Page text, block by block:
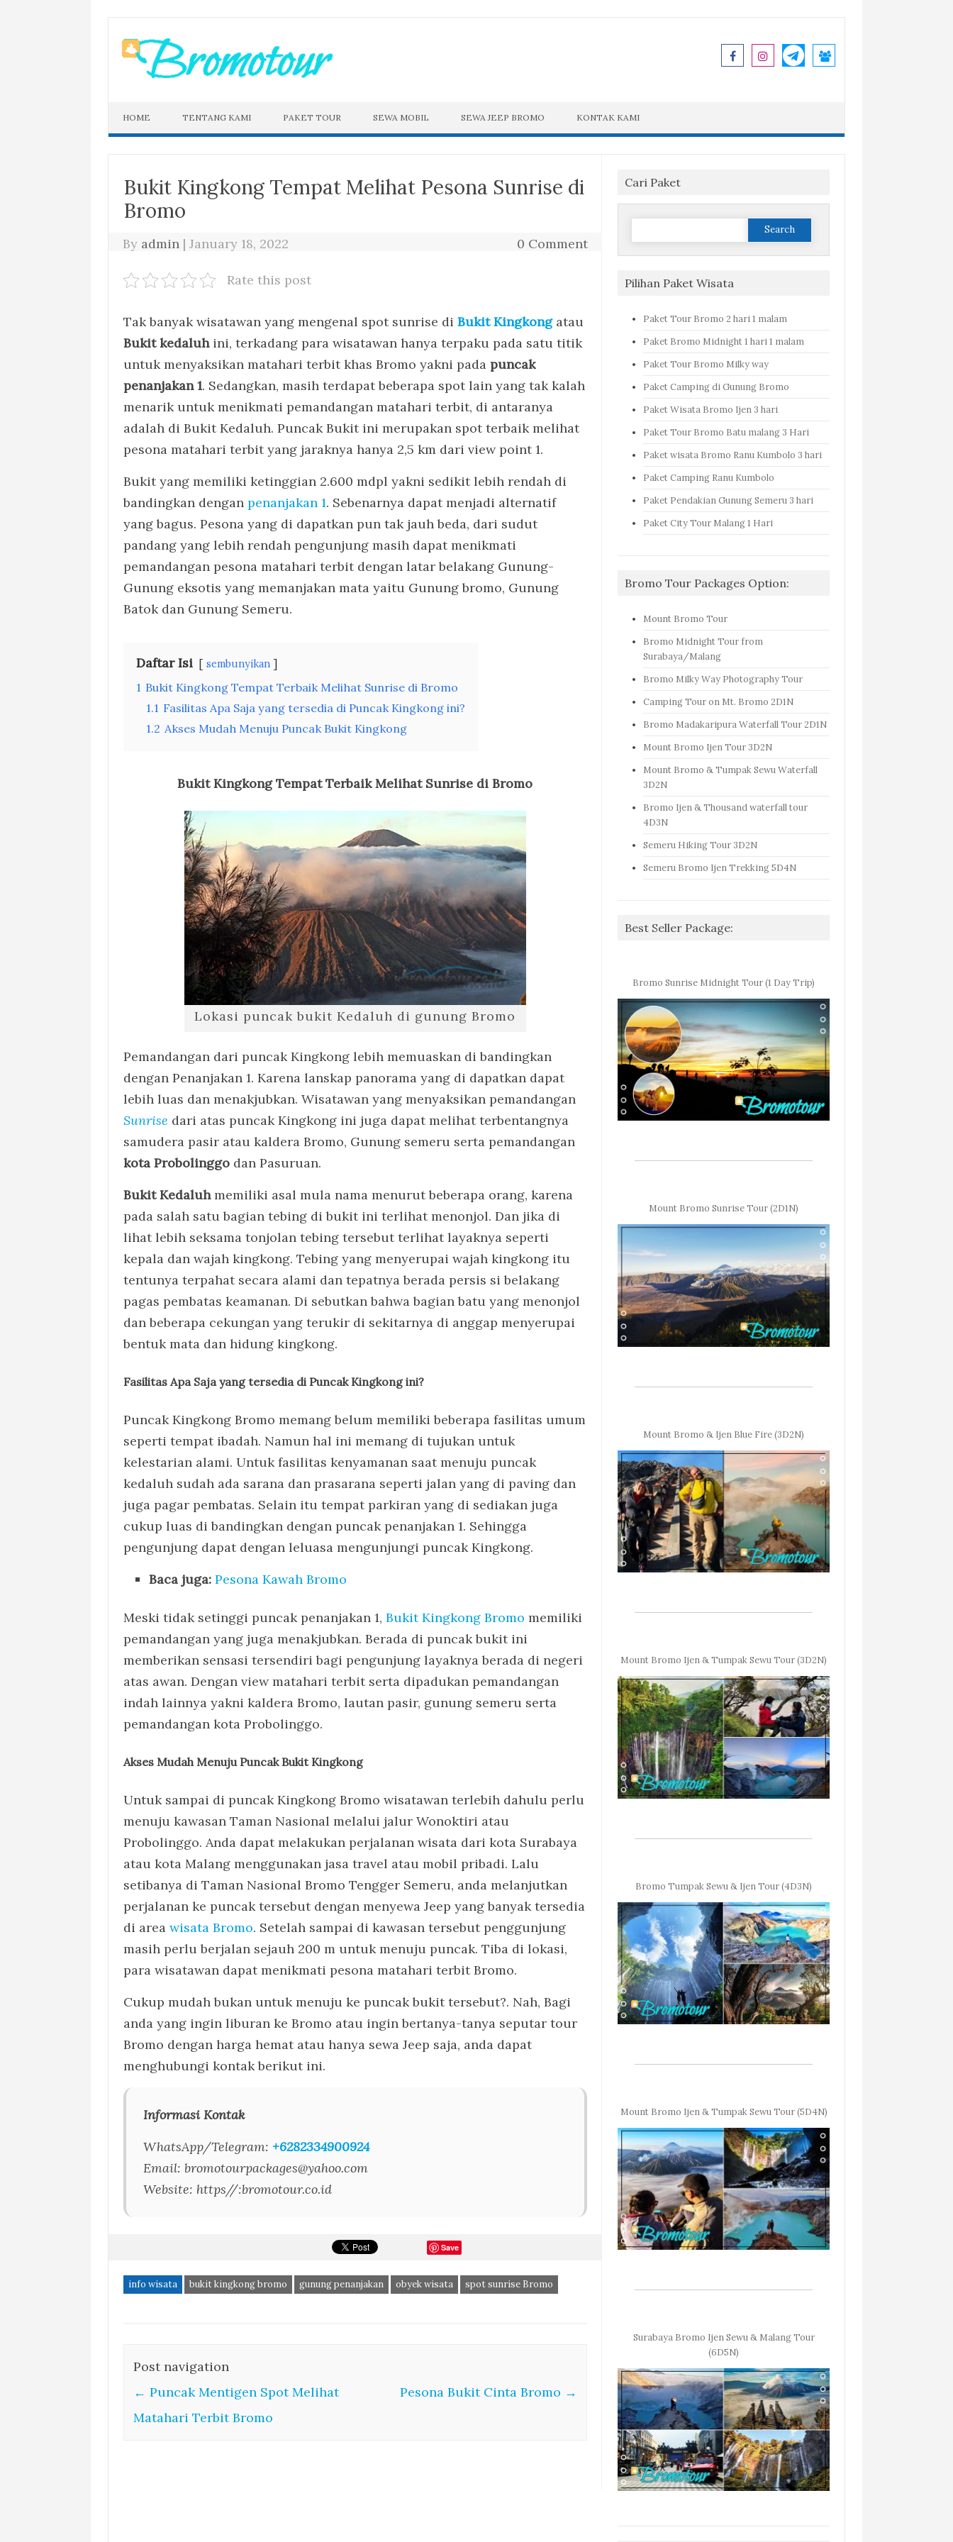
content
HOME TENTANG KAMI PAKET TOUR SEWA MOBIL SEWA JEEP BROMO KONTAK KAMI
Bukit Kingkong Tempat Melihat Pesona Sunrise di
Bromo
By admin | January 18, 2022 0 Comment
Rate this post
Tak banyak wisatawan yang mengenal spot sunrise di Bukit Kingkongatau
Bukit kedaluhini, terkadang para wisatawan hanya terpaku pada satu titik
untuk menyaksikan matahari terbit khas Bromo yakni pada puncak
penanjakan 1. Sedangkan, masih terdapat beberapa spot lain yang tak kalah
menarik untuk menikmati pemandangan matahari terbit, di antaranya
adalah di Bukit Kedaluh. Puncak Bukit ini merupakan spot terbaik melihat
pesona matahari terbit yang jaraknya hanya 2,5 km dari view point 1.
Bukit yang memiliki ketinggian 2.600 mdpl yakni sedikit lebih rendah di
bandingkan dengan penanjakan 1. Sebenarnya dapat menjadi alternatif
yang bagus. Pesona yang di dapatkan pun tak jauh beda, dari sudut
pandang yang lebih rendah pengunjung masih dapat menikmati
pemandangan pesona matahari terbit dengan latar belakang Gunung-
Gunung eksotis yang memanjakan mata yaitu Gunung bromo, Gunung
Batok dan Gunung Semeru.
Daftar Isi sembunyikan
1 Bukit Kingkong Tempat Terbaik Melihat Sunrise di Bromo
1.1 Fasilitas Apa Saja yang tersedia di Puncak Kingkong ini?
1.2 Akses Mudah Menuju Puncak Bukit Kingkong
Bukit Kingkong Tempat TerbaikMelihatSunrise di Bromo
Lokasi puncak bukit Kedaluh di gunung Bromo
Pemandangan dari puncak Kingkong lebih memuaskan di bandingkan
dengan Penanjakan 1. Karena lanskap panorama yang di dapatkan dapat
lebih luas dan menakjubkan. Wisatawan yang menyaksikan pemandangan
Sunrise dari atas puncak Kingkong ini juga dapat melihat terbentangnya
samudera pasir atau kaldera Bromo, Gunung semeru serta pemandangan
kota Probolinggodan Pasuruan.
Bukit Kedaluhmemiliki asal mula nama menurut beberapa orang, karena
pada salah satu bagian tebing di bukit ini terlihat menonjol. Dan jika di
lihat lebih seksama tonjolan tebing tersebut terlihat layaknya seperti
kepala dan wajah kingkong. Tebing yang menyerupai wajah kingkong itu
tentunya terpahat secara alami dan tepatnya berada persis si belakang
pagas pembatas keamanan. Di sebutkan bahwa bagian batu yang menonjol
dan beberapa cekungan yang terukir di sekitarnya di anggap menyerupai
bentuk mata dan hidung kingkong.
Fasilitas Apa Saja yang tersedia di PuncakKingkong ini?
Puncak Kingkong Bromo memang belum memiliki beberapa fasilitas umum
seperti tempat ibadah. Namun hal ini memang di tujukan untuk
kelestarian alami. Untuk fasilitas kenyamanan saat menuju puncak
kedaluh sudah ada sarana dan prasarana seperti jalan yang di paving dan
juga pagar pembatas. Selain itu tempat parkiran yang di sediakan juga
cukup luas di bandingkan dengan puncak penanjakan 1. Sehingga
pengunjung dapat dengan leluasa mengunjungi puncak Kingkong.
Baca juga: Pesona Kawah Bromo
Meski tidak setinggi puncak penanjakan 1, Bukit Kingkong Bromo memiliki
pemandangan yang juga menakjubkan. Berada di puncak bukit ini
memberikan sensasi tersendiri bagi pengunjung layaknya berada di negeri
atas awan. Dengan view matahari terbit serta dipadukan pemandangan
indah lainnya yakni kaldera Bromo, lautan pasir, gunung semeru serta
pemandangan kota Probolinggo.
Akses Mudah Menuju PuncakBukit Kingkong
Untuk sampai di puncak Kingkong Bromo wisatawan terlebih dahulu perlu
menuju kawasan Taman Nasional melalui jalur Wonoktiri atau
Probolinggo. Anda dapat melakukan perjalanan wisata dari kota Surabaya
atau kota Malang menggunakan jasa travel atau mobil pribadi. Lalu
setibanya di Taman Nasional Bromo Tengger Semeru, anda melanjutkan
perjalanan ke puncak tersebut dengan menyewa Jeep yang banyak tersedia
di area wisata Bromo. Setelah sampai di kawasan tersebut penggunjung
masih perlu berjalan sejauh 200 m untuk menuju puncak. Tiba di lokasi,
para wisatawan dapat menikmati pesona matahari terbit Bromo.
Cukup mudah bukan untuk menuju ke puncak bukit tersebut?. Nah, Bagi
anda yang ingin liburan ke Bromo atau ingin bertanya-tanya seputar tour
Bromo dengan harga hemat atau hanya sewa Jeep saja, anda dapat
menghubungi kontak berikut ini.
Informasi Kontak
WhatsApp/Telegram: +6282334900924
Email: bromotourpackages@yahoo.com
Website: https//:bromotour.co.id
Save
info wisata bukit kingkong bromo gunung penanjakan obyek wisata spot sunrise Bromo
Post navigation
← Puncak Mentigen Spot Melihat
Matahari Terbit Bromo
Pesona Bukit Cinta Bromo →
Cari Paket
Search
Pilihan Paket Wisata
Paket Tour Bromo 2 hari 1 malam
Paket Bromo Midnight 1 hari 1 malam
Paket Tour Bromo Milky way
Paket Camping di Gunung Bromo
Paket Wisata Bromo Ijen 3 hari
Paket Tour Bromo Batu malang 3 Hari
Paket wisata Bromo Ranu Kumbolo 3 hari
Paket Camping Ranu Kumbolo
Paket Pendakian Gunung Semeru 3 hari
Paket City Tour Malang 1 Hari
Bromo Tour Packages Option:
Mount Bromo Tour
Bromo Midnight Tour from
Surabaya/Malang
Bromo Milky Way Photography Tour
Camping Tour on Mt. Bromo 2D1N
Bromo Madakaripura Waterfall Tour 2D1N
Mount Bromo Ijen Tour 3D2N
Mount Bromo & Tumpak Sewu Waterfall
3D2N
Bromo Ijen & Thousand waterfall tour
4D3N
Semeru Hiking Tour 3D2N
Semeru Bromo Ijen Trekking 5D4N
Best Seller Package:
Bromo Sunrise Midnight Tour (1 Day Trip)
Mount Bromo Sunrise Tour (2D1N)
Mount Bromo & Ijen Blue Fire (3D2N)
Mount Bromo Ijen & Tumpak Sewu Tour (3D2N)
Bromo Tumpak Sewu & Ijen Tour (4D3N)
Mount Bromo Ijen & Tumpak Sewu Tour (5D4N)
Surabaya Bromo Ijen Sewu & Malang Tour
(6D5N)